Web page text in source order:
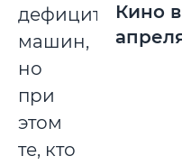
дефицит
машин,
но
при
этом
те, кто
Кино